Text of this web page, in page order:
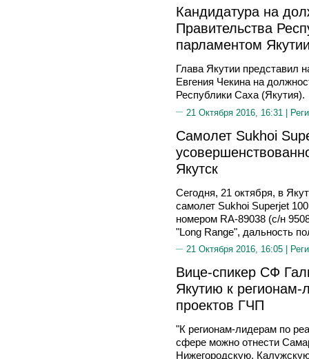
Кандидатура на
Правительства
парламентом
Глава Якутии представил
Евгения Чекина на
Республики Саха (Якутия).
21 Октября 2016, 16:31 |
Самолет Sukhoi
Якутск
Сегодня, 21 октября, в
самолет Sukhoi Superjet
номером RA-89038 (с/н
"Long Range", дальность
21 Октября 2016, 16:05 |
Вице-спикер СФ
Якутию к
проектов ГЧП
"К регионам-лидерам по
сфере можно отнести
Нижегородскую,